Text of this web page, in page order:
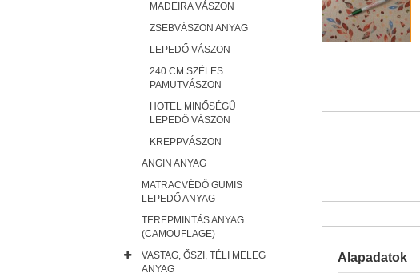
Alapadatok
MADEIRA VÁSZON
ZSEBVÁSZON ANYAG
LEPEDŐ VÁSZON
240 CM SZÉLES
PAMUTVÁSZON
HOTEL MINŐSÉGŰ
LEPEDŐ VÁSZON
KREPPVÁSZON
ANGIN ANYAG
MATRACVÉDŐ GUMIS
LEPEDŐ ANYAG
TEREPMINTÁS ANYAG
(CAMOUFLAGE)
VASTAG, ŐSZI, TÉLI MELEG
ANYAG